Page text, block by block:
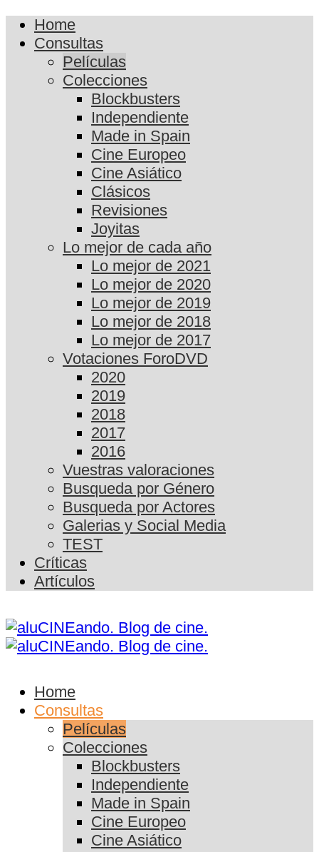
Home
Consultas
Películas
Colecciones
Blockbusters
Independiente
Made in Spain
Cine Europeo
Cine Asiático
Clásicos
Revisiones
Joyitas
Lo mejor de cada año
Lo mejor de 2021
Lo mejor de 2020
Lo mejor de 2019
Lo mejor de 2018
Lo mejor de 2017
Votaciones ForoDVD
2020
2019
2018
2017
2016
Vuestras valoraciones
Busqueda por Género
Busqueda por Actores
Galerias y Social Media
TEST
Críticas
Artículos
Home
Consultas
Películas
Colecciones
Blockbusters
Independiente
Made in Spain
Cine Europeo
Cine Asiático